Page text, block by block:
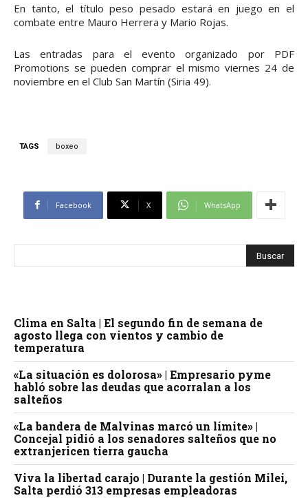
En tanto, el título peso pesado estará en juego en el
combate entre Mauro Herrera y Mario Rojas.
Las entradas para el evento organizado por PDF
Promotions se pueden comprar el mismo viernes 24 de
noviembre en el Club San Martín (Siria 49).
TAGS boxeo
Facebook X WhatsApp
Clima en Salta | El segundo fin de semana de
agosto llega con vientos y cambio de
temperatura
«La situación es dolorosa» | Empresario pyme
habló sobre las deudas que acorralan a los
salteños
«La bandera de Malvinas marcó un límite» |
Concejal pidió a los senadores salteños que no
extranjericen tierra gaucha
Viva la libertad carajo | Durante la gestión Milei,
Salta perdió 313 empresas empleadoras